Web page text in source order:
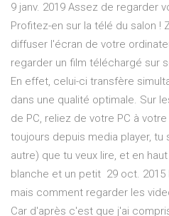
9 janv. 2019 Assez de regarder
Profitez-en sur la télé du salon !
diffuser l'écran de votre
regarder un film téléchargé sur
En effet, celui-ci transfère
dans une qualité optimale. Sur
de PC, reliez de votre PC à
toujours depuis media player, tu
autre) que tu veux lire, et en
blanche et un petit 29 oct.
mais comment regarder les
Car d'après c'est que j'ai